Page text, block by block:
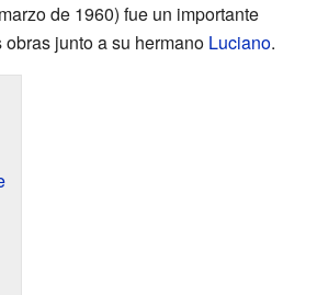
de 1960) fue un importante
junto a su hermano Luciano.